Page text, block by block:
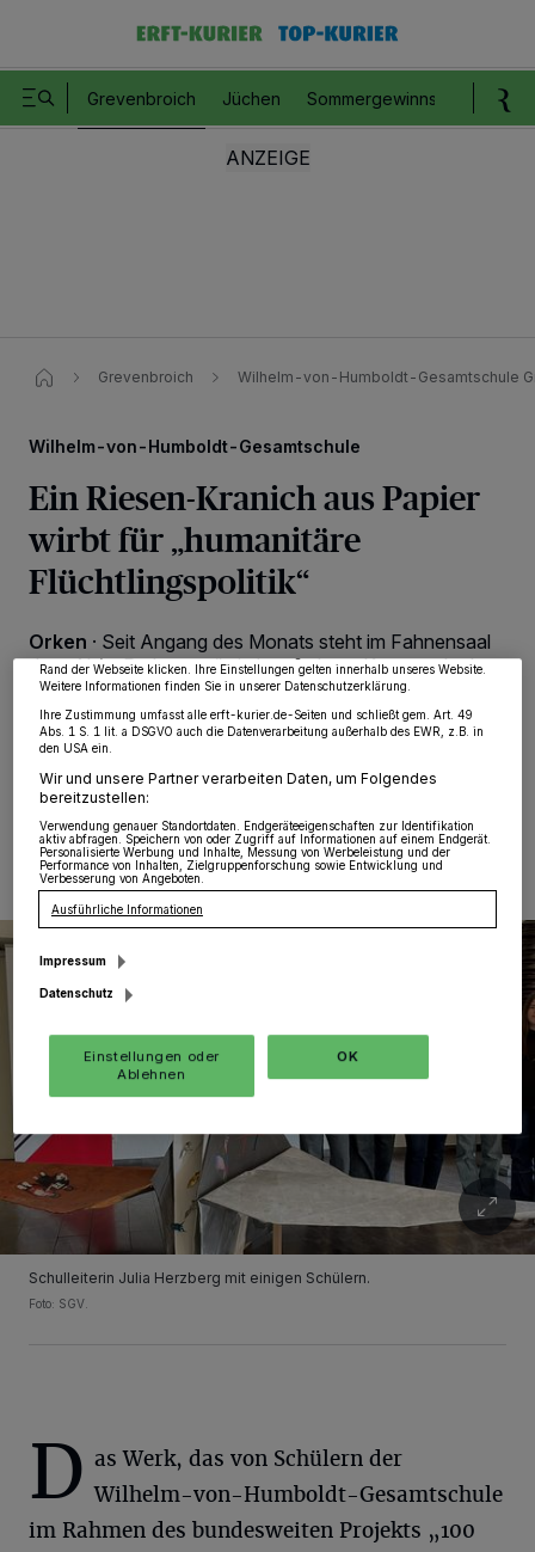
Grevenbroich Jüchen Sommergewinnspiel
Grevenbroich Wilhelm-von-Humboldt-Gesamtschule
Wilhelm-von-Humboldt-Gesamtschule
Ein Riesen-Kranich aus Papier
wirbt für „humanitäre
Flüchtlingspolitik“
Orken · Seit Angang des Monats steht im Fahnensaal
des „Alten Rathauses“ ein besonderes Kunstwerk, das
als Zeichen für Frieden und Menschlichkeit geschaffen
wurde: ein kunstvoll gestalteter Origami-Kranich.
Schulleiterin Julia Herzberg mit einigen Schülern.
Foto: SGV.
D as Werk, das von Schülern der
Wilhelm-von-Humboldt-Gesamtschule
im Rahmen des bundesweiten Projekts „100
Wir und unsere218-Partner speichern und greifen auf personenbezogene Daten
wie Browserdaten oder eindeutige Kennungen auf Ihrem Gerät zu. Durch Auswahl
von OK aktivieren Sie Tracking-Technologien für die unter „Wir und unsere
Partner verarbeiten Daten, um Ihnen Dienste bereitzustellen“ aufgeführten
Zwecke. Wenn Tracker deaktiviert sind, sind manche Inhalte und Anzeigen
wieder aufrufen, um Ihre Einstellungen zu ändern oder Ihre Einwilligung zu
widerrufen, indem Sie auf den Link Einstellungen oder Ablehnen am unteren
Rand der Webseite klicken. Ihre Einstellungen gelten innerhalb unseres Website.
Weitere Informationen finden Sie in unserer Datenschutzerklärung.
Ihre Zustimmung umfasst alle erft-kurier.de-Seiten und schließt gem. Art. 49
Abs. 1 S. 1 lit. a DSGVO auch die Datenverarbeitung außerhalb des EWR, z.B. in
den USA ein.
Wir und unsere Partner verarbeiten Daten, um Folgendes
bereitzustellen:
Verwendung genauer Standortdaten. Endgeräteeigenschaften zur Identifikation
aktiv abfragen. Speichern von oder Zugriff auf Informationen auf einem Endgerät.
Personalisierte Werbung und Inhalte, Messung von Werbeleistung und der
Performance von Inhalten, Zielgruppenforschung sowie Entwicklung und
Verbesserung von Angeboten.
Ausführliche Informationen
Impressum
Datenschutz
Einstellungen oder
Ablehnen
OK